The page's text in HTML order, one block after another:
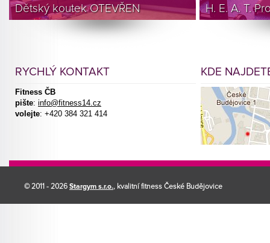
Dětský koutek OTEVŘEN H. E. A. T.
RYCHLÝ KONTAKT
Fitness ČB
pište: info@fitness14.cz
volejte: +420 384 321 414
KDE
© 2011 - 2026 Stargym s.r.o., kvalitní fitness České Budějovice